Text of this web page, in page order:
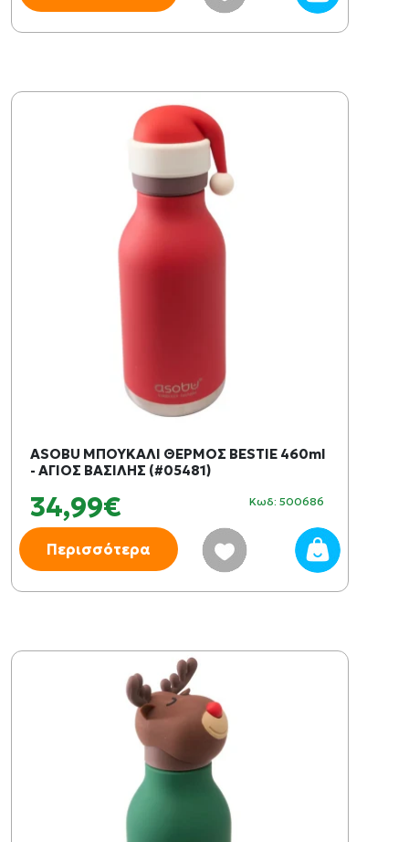
ASOBU ΜΠΟΥΚΑΛΙ ΘΕΡΜΟΣ BESTIE 460ml
- ΑΓΙΟΣ ΒΑΣΙΛΗΣ (#05481)
34,99€ Κωδ: 500686
Περισσότερα